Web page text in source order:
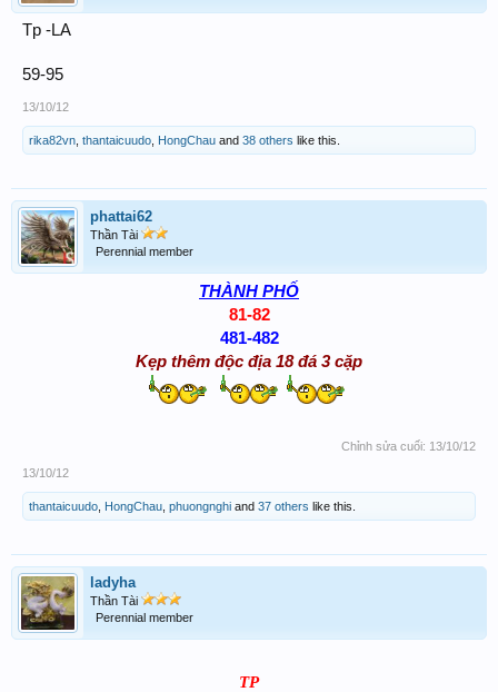
Tp -LA
59-95
13/10/12
rika82vn thantaicuudo HongChau and 38 others like this.
phattai62
Thần Tài
Perennial member
THÀNH PHỐ
81-82
481-482
Kẹp thêm độc địa 18 đá 3 cặp
Chỉnh sửa cuối: 13/10/12
13/10/12
thantaicuudo HongChau phuongnghi and 37 others like this.
ladyha
Thần Tài
Perennial member
TP